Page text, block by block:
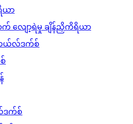
ယာ
လျော့ရဲမှု ချိန်ညှိကိရိယာ
ယ်လ်ဒက်စ်
က်စ်